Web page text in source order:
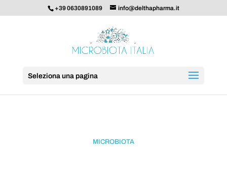
+39 0630891089 info@delthapharma.it
Seleziona una pagina
MICROBIOTA